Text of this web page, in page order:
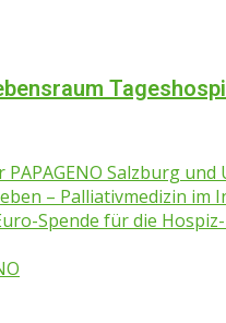
Salzburg und
– Palliativmedizin im
Spende für die